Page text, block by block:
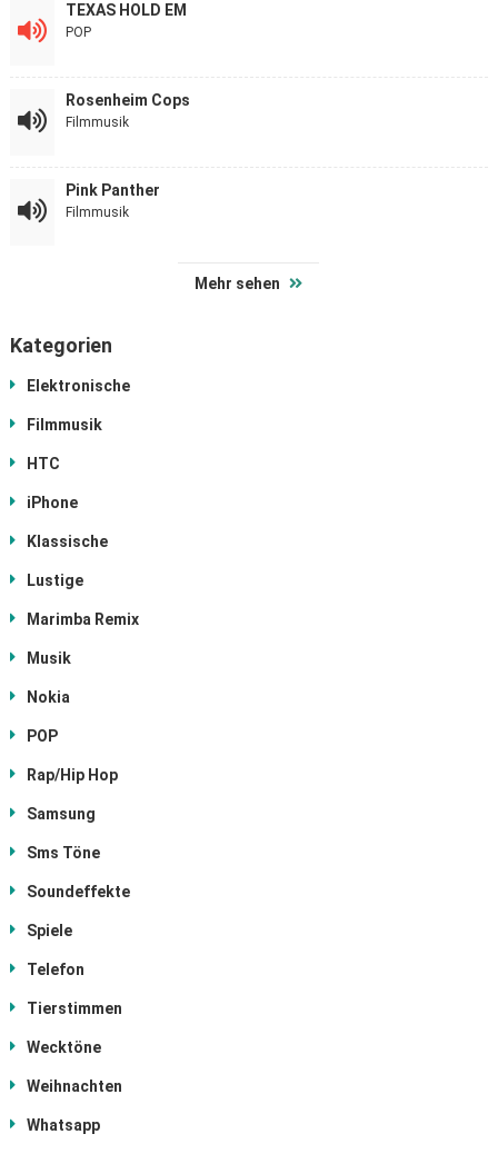
TEXAS HOLD EM
POP
Rosenheim Cops
Filmmusik
Pink Panther
Filmmusik
Mehr sehen
Kategorien
Elektronische
Filmmusik
HTC
iPhone
Klassische
Lustige
Marimba Remix
Musik
Nokia
POP
Rap/Hip Hop
Samsung
Sms Töne
Soundeffekte
Spiele
Telefon
Tierstimmen
Wecktöne
Weihnachten
Whatsapp